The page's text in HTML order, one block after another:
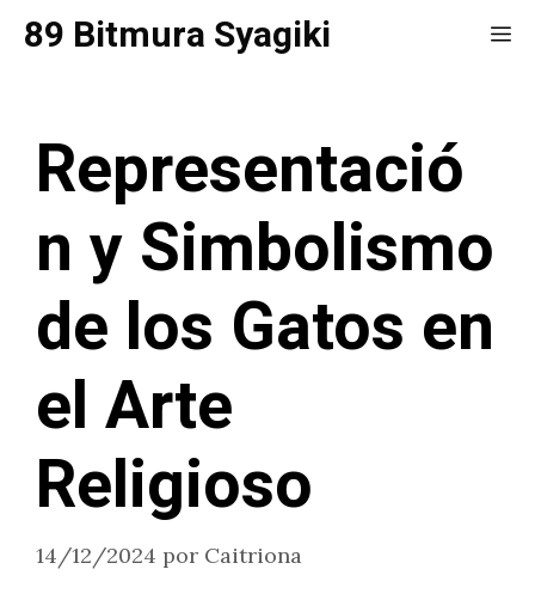
Saltar
89 Bitmura Syagiki
Representació
n y Simbolismo
de los Gatos en
el Arte
Religioso
14/12/2024 por Caitriona